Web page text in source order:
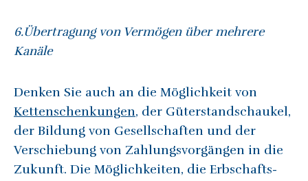
6.Übertragung von Vermögen über mehrere
Kanäle
Denken Sie auch an die Möglichkeit von
Kettenschenkungen, der Güterstandschaukel,
der Bildung von Gesellschaften und der
Verschiebung von Zahlungsvorgängen in die
Zukunft. Die Möglichkeiten, die Erbschafts-